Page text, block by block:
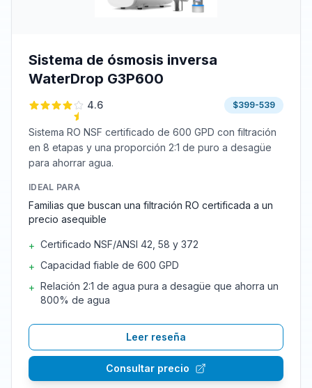
Sistema de ósmosis inversa
WaterDrop G3P600
4.6 $399-539
Sistema RO NSF certificado de 600 GPD con filtración
en 8 etapas y una proporción 2:1 de puro a desagüe
para ahorrar agua.
IDEAL PARA
Familias que buscan una filtración RO certificada a un
precio asequible
+ Certificado NSF/ANSI 42, 58 y 372
+ Capacidad fiable de 600 GPD
+ Relación 2:1 de agua pura a desagüe que ahorra un
800% de agua
Leer reseña
Consultar precio